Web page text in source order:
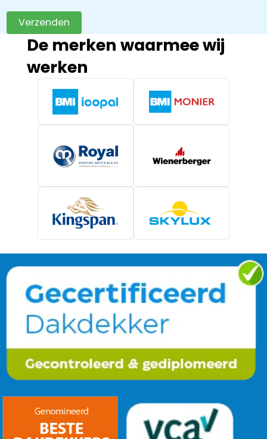
Verzenden
De merken waarmee wij
werken